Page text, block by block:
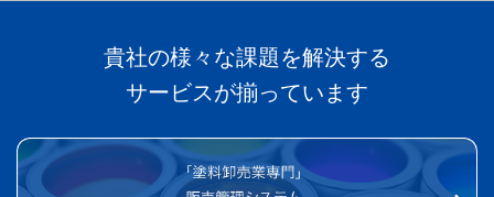
貴社の様々な課題を解決する
サービスが揃っています